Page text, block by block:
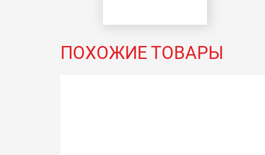
ПОХОЖИЕ ТОВАРЫ